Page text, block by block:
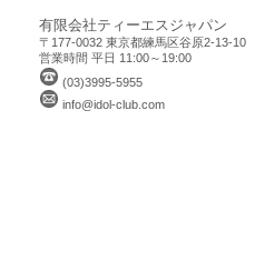
有限会社ティーエスジャパン
〒177-0032 東京都練馬区谷原2-13-10
営業時間 平日 11:00～19:00
(03)3995-5955
info@idol-club.com